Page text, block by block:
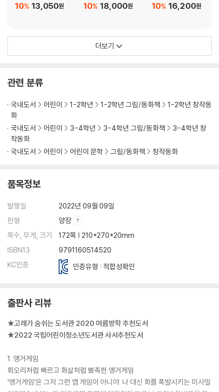
13,050원
10% 18,000원
10% 16,200원
10%
더보기
관련 분류
국내도서 어린이 1-2학년 1-2학년 그림/동화책
1-2학년 창작동
화
국내도서
어린이 3-4학년 3-4학년 그림/동화책
3-4학년 창
작동화
국내도서
어린이 어린이 문학 그림/동화책 창작동화
품목정보
발행일
2022년 09월 09일
판형
양장
쪽수, 무게, 크기
172쪽 | 210*270*20mm
ISBN13
9791160514520
KC인증
인증유형 : 적합성확인
출판사 리뷰
★고래가 숨쉬는 도서관 2020 여름방학 추천도서
★2022 국립어린이청소년도서관 사서추천도서
1. 앵거게임
회오리처럼 빠르고 화살처럼 뾰족한 앵거게임
‘앵거게임’은 그저 그런 앱 게임이 아니야. 나 대신 화를 폭발시키는 미사일